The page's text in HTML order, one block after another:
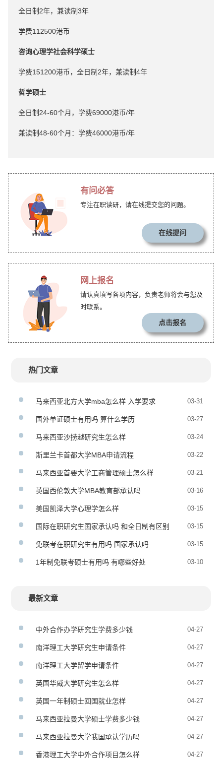
全日制2年，兼读制3年
学费112500港币
咨询心理学社会科学硕士
学费151200港币，全日制2年，兼读制4年
哲学硕士
全日制24-60个月，学费69000港币/年
兼读制48-60个月：学费46000港币/年
有问必答
专注在职读研，请在线提交您的问题。
在线提问
网上报名
请认真填写各项内容，负责老师将会与您及
时联系。
点击报名
热门文章
马来西亚北方大学mba怎么样 入学要求 03-31
国外单证硕士有用吗 算什么学历 03-27
马来西亚沙捞越研究生怎么样 03-24
斯里兰卡首都大学MBA申请流程 03-22
马来西亚首要大学工商管理硕士怎么样 03-21
英国西伦敦大学MBA教育部承认吗 03-16
美国凯泽大学心理学怎么样 03-15
国际在职研究生国家承认吗 和全日制有区别
吗
03-15
免联考在职研究生有用吗 国家承认吗 03-15
1年制免联考硕士有用吗 有哪些好处 03-10
最新文章
中外合作办学研究生学费多少钱 04-27
南洋理工大学研究生申请条件 04-27
南洋理工大学留学申请条件 04-27
英国华威大学研究生怎么样 04-27
英国一年制硕士回国就业怎样 04-27
马来西亚拉曼大学硕士学费多少钱 04-27
马来西亚拉曼大学我国承认学历吗 04-27
香港理工大学中外合作项目怎么样 04-27